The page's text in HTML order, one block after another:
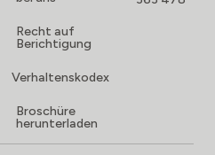
Recht auf
Berichtigung
Verhaltenskodex
Broschüre
herunterladen